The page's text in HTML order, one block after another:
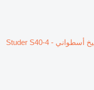
ماكينة تجليخ أسطواني Studer S40-4 -